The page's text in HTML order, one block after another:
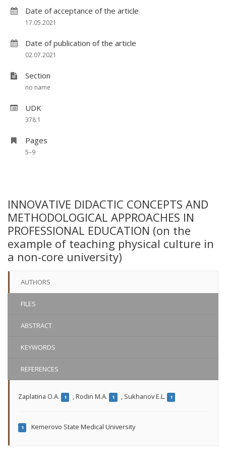
Date of acceptance of the article
17.05.2021
Date of publication of the article
02.07.2021
Section
no name
UDK
378.1
Pages
5–9
INNOVATIVE DIDACTIC CONCEPTS AND
METHODOLOGICAL APPROACHES IN
PROFESSIONAL EDUCATION (on the
example of teaching physical culture in
a non-core university)
AUTHORS
FILES
ABSTRACT
KEYWORDS
REFERENCES
Zaplatina O.A. 1 ,Rodin M.A. 1 , Sukhanov E.L. 1
1 Kemerovo State Medical University